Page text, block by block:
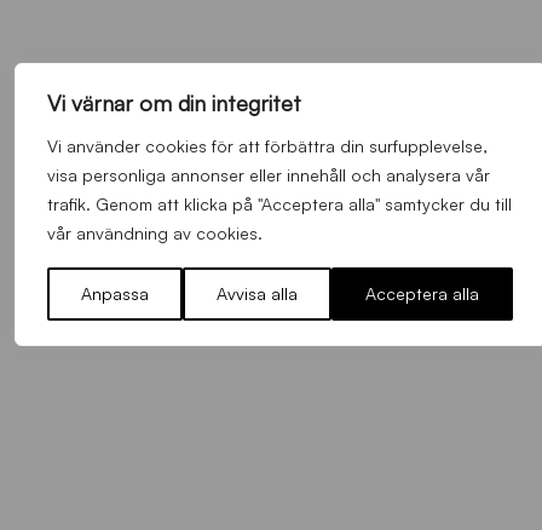
Vi värnar om din integritet
Vi använder cookies för att förbättra din surfupplevelse,
visa personliga annonser eller innehåll och analysera vår
trafik. Genom att klicka på "Acceptera alla" samtycker du till
vår användning av cookies.
Anpassa Avvisa alla Acceptera alla
Alla nyheter